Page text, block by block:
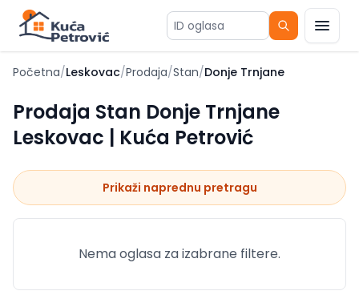
ID oglasa
Početna/Leskovac/Prodaja/Stan/Donje Trnjane
Prodaja Stan Donje Trnjane
Leskovac | Kuća Petrović
Prikaži naprednu pretragu
Nema oglasa za izabrane filtere.